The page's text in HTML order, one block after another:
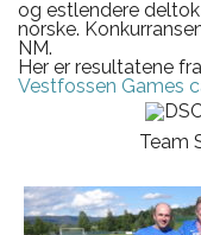
Kontakt oss
og estlendere
norske.
NM.
Her er resultatene
Vestfossen Games
Team